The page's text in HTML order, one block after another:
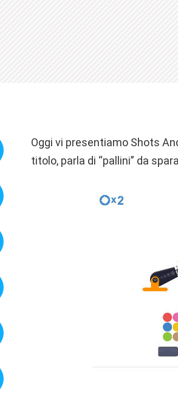
Oggi vi presentiamo Shots
titolo, parla di “pallini” da